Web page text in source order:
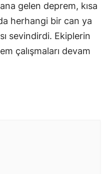
gelen deprem, kısa
herhangi bir can ya
sevindirdi. Ekiplerin
çalışmaları devam